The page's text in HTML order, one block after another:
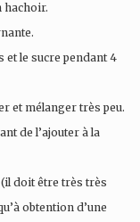
hachoir.
le sucre pendant 4
et mélanger très peu.
de l’ajouter à la
doit être très très
obtention d’une